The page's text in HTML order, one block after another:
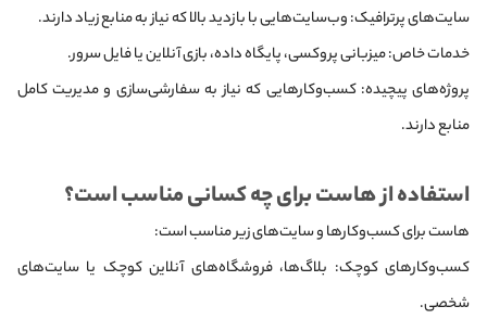
سایت‌های پرترافیک: وب‌سایت‌هایی با بازدید بالا که نیاز به منابع زیاد دارند.
خدمات خاص: میزبانی پروکسی، پایگاه داده، بازی آنلاین یا فایل سرور.
پروژه‌های پیچیده: کسب‌وکارهایی که نیاز به سفارشی‌سازی و مدیریت کامل
منابع دارند.
استفاده از هاست برای چه کسانی مناسب است؟
هاست برای کسب‌وکارها و سایت‌های زیر مناسب است:
کسب‌وکارهای کوچک: بلاگ‌ها، فروشگاه‌های آنلاین کوچک یا سایت‌های
شخصی.